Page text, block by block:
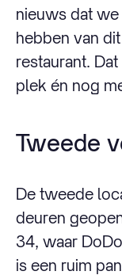
nieuws dat
hebben van
restaurant.
plek én nog
Tweede
De tweede
deuren
34, waar
is een ruim